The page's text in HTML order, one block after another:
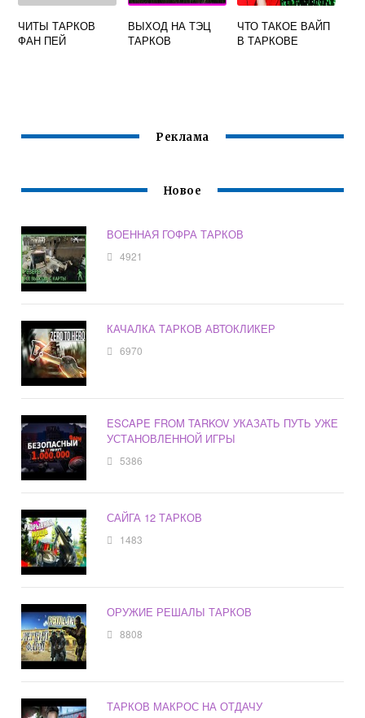
ЧИТЫ ТАРКОВ
ФАН ПЕЙ
ВЫХОД НА ТЭЦ
ТАРКОВ
ЧТО ТАКОЕ ВАЙП
В ТАРКОВЕ
Реклама
Новое
ВОЕННАЯ ГОФРА ТАРКОВ
4921
КАЧАЛКА ТАРКОВ АВТОКЛИКЕР
6970
ESCAPE FROM TARKOV УКАЗАТЬ ПУТЬ УЖЕ
УСТАНОВЛЕННОЙ ИГРЫ
5386
САЙГА 12 ТАРКОВ
1483
ОРУЖИЕ РЕШАЛЫ ТАРКОВ
8808
ТАРКОВ МАКРОС НА ОТДАЧУ